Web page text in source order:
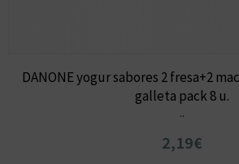
DANONE yogur sabores 2 fresa+2
galleta pack 8 u.
..
2,19€